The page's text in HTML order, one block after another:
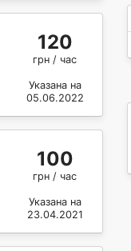
120
грн / час
Указана на
05.06.2022
100
грн / час
Указана на
23.04.2021